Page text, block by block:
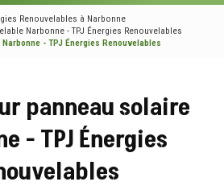
Renouvelables à Narbonne
Narbonne - TPJ Énergies Renouvelables
- TPJ Énergies Renouvelables
panneau solaire
- TPJ Énergies